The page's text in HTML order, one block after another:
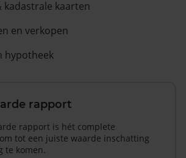
kadastrale kaarten
en verkopen
hypotheek
rapport
rapport is hét complete
tot een juiste waarde inschatting
te komen.